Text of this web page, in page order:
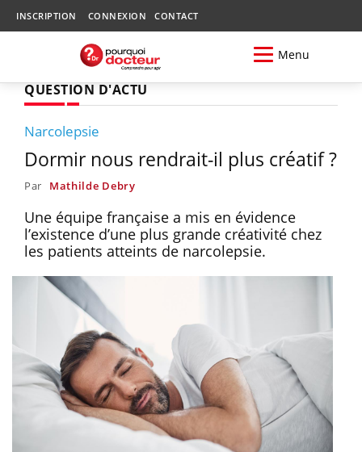
INSCRIPTION CONNEXION CONTACT
Menu
QUESTION D'ACTU
Narcolepsie
Dormir nous rendrait-il plus créatif ?
Par Mathilde Debry
Une équipe française a mis en évidence
l’existence d’une plus grande créativité chez
les patients atteints de narcolepsie.